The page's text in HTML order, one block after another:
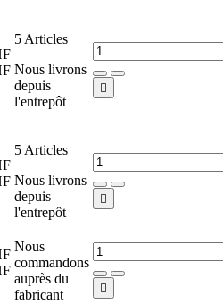
5Articles
Nous livrons
depuis
l'entrepôt

5Articles
Nous livrons
depuis
l'entrepôt

Nous
commandons
auprès du
fabricant
